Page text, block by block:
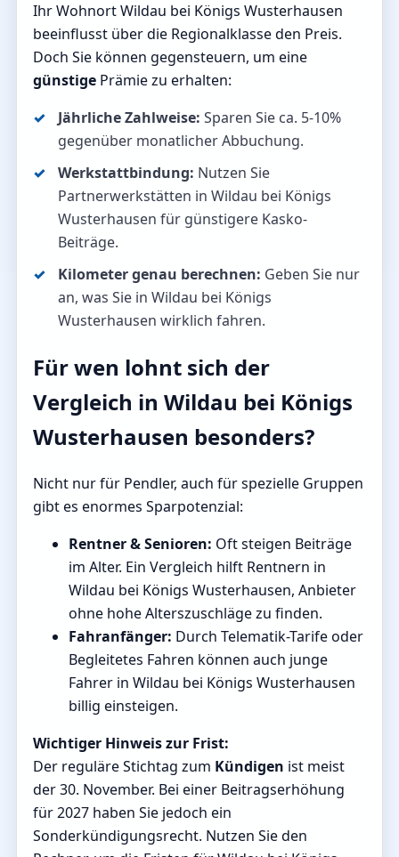
Ihr Wohnort Wildau bei Königs Wusterhausen
beeinflusst über die Regionalklasse den Preis.
Doch Sie können gegensteuern, um eine
günstige Prämie zu erhalten:
Jährliche Zahlweise: Sparen Sie ca. 5-10%
gegenüber monatlicher Abbuchung.
Werkstattbindung: Nutzen Sie
Partnerwerkstätten in Wildau bei Königs
Wusterhausen für günstigere Kasko-
Beiträge.
Kilometer genau berechnen: Geben Sie nur
an, was Sie in Wildau bei Königs
Wusterhausen wirklich fahren.
Für wen lohnt sich der
Vergleich in Wildau bei Königs
Wusterhausen besonders?
Nicht nur für Pendler, auch für spezielle Gruppen
gibt es enormes Sparpotenzial:
Rentner & Senioren: Oft steigen Beiträge
im Alter. Ein Vergleich hilft Rentnern in
Wildau bei Königs Wusterhausen, Anbieter
ohne hohe Alterszuschläge zu finden.
Fahranfänger: Durch Telematik-Tarife oder
Begleitetes Fahren können auch junge
Fahrer in Wildau bei Königs Wusterhausen
billig einsteigen.
Wichtiger Hinweis zur Frist:
Der reguläre Stichtag zum Kündigen ist meist
der 30. November. Bei einer Beitragserhöhung
für 2027 haben Sie jedoch ein
Sonderkündigungsrecht. Nutzen Sie den